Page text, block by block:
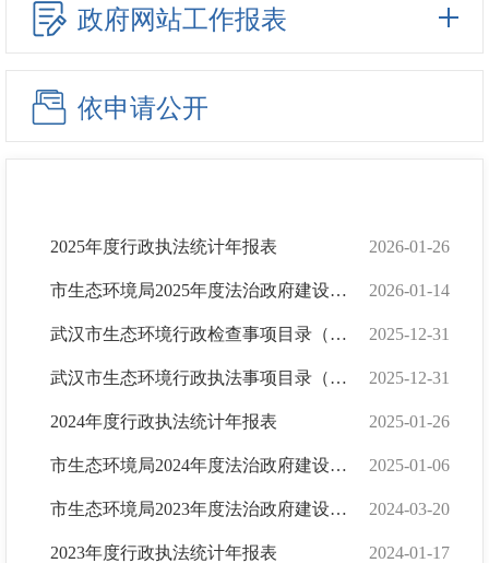
政府网站工作报表
依申请公开
2025年度行政执法统计年报表 2026-01-26
市生态环境局2025年度法治政府建设工作报告 2026-01-14
武汉市生态环境行政检查事项目录（2025版） 2025-12-31
武汉市生态环境行政执法事项目录（2025版） 2025-12-31
2024年度行政执法统计年报表 2025-01-26
市生态环境局2024年度法治政府建设工作报告 2025-01-06
市生态环境局2023年度法治政府建设工作报告 2024-03-20
2023年度行政执法统计年报表 2024-01-17